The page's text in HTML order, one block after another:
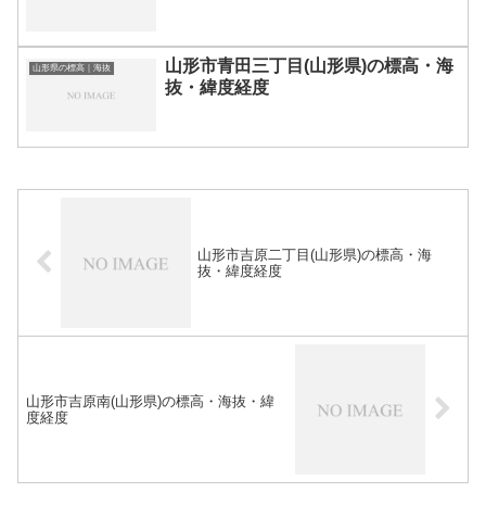
山形県の標高｜海抜
山形市青田三丁目(山形県)の標高・海
抜・緯度経度
山形市吉原二丁目(山形県)の標高・海
抜・緯度経度
山形市吉原南(山形県)の標高・海抜・緯
度経度